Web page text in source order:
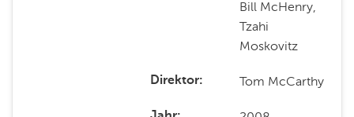
Bill McHenry,
Tzahi
Moskovitz
Direktor Tom McCarthy